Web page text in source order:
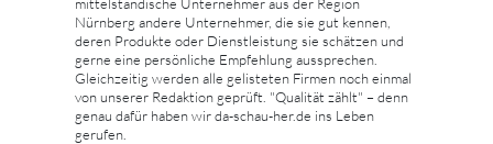
Nürnberg andere Unternehmer, die sie gut kennen,
deren Produkte oder Dienstleistung sie schätzen und
gerne eine persönliche Empfehlung aussprechen.
Gleichzeitig werden alle gelisteten Firmen noch einmal
von unserer Redaktion geprüft. "Qualität zählt" – denn
genau dafür haben wir da-schau-her.de ins Leben
gerufen.